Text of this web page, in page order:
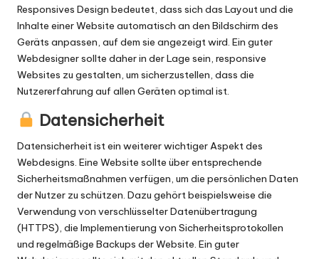
Responsives Design bedeutet, dass sich das Layout und die
Inhalte einer Website automatisch an den Bildschirm des
Geräts anpassen, auf dem sie angezeigt wird. Ein guter
Webdesigner sollte daher in der Lage sein, responsive
Websites zu gestalten, um sicherzustellen, dass die
Nutzererfahrung auf allen Geräten optimal ist.
Datensicherheit
Datensicherheit ist ein weiterer wichtiger Aspekt des
Webdesigns. Eine Website sollte über entsprechende
Sicherheitsmaßnahmen verfügen, um die persönlichen Daten
der Nutzer zu schützen. Dazu gehört beispielsweise die
Verwendung von verschlüsselter Datenübertragung
(HTTPS), die Implementierung von Sicherheitsprotokollen
und regelmäßige Backups der Website. Ein guter